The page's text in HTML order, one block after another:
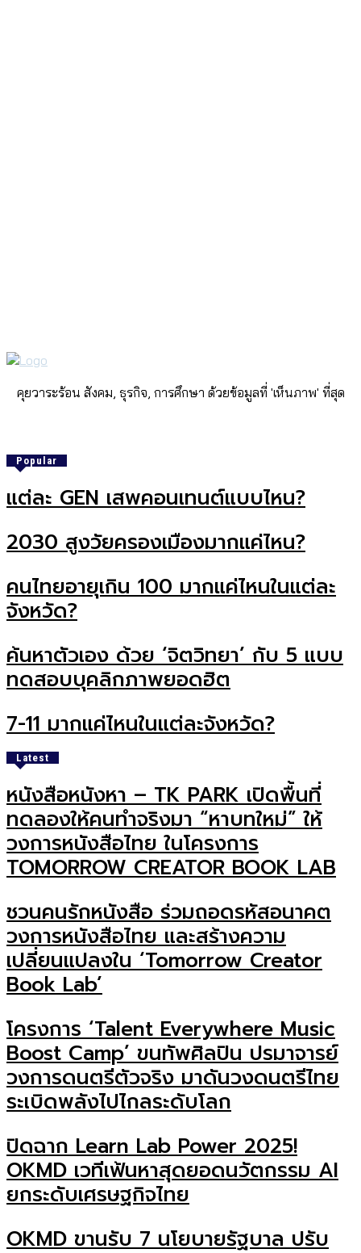
คุยวาระร้อน สังคม, ธุรกิจ, การศึกษา ด้วยข้อมูลที่ 'เห็นภาพ' ที่สุด
Popular
แต่ละ GEN เสพคอนเทนต์แบบไหน?
2030 สูงวัยครองเมืองมากแค่ไหน?
คนไทยอายุเกิน 100 มากแค่ไหนในแต่ละ
จังหวัด?
ค้นหาตัวเอง ด้วย ‘จิตวิทยา’ กับ 5 แบบ
ทดสอบบุคลิกภาพยอดฮิต
7-11 มากแค่ไหนในแต่ละจังหวัด?
Latest
หนังสือหนังหา – TK PARK เปิดพื้นที่
ทดลองให้คนทำจริงมา “หาบทใหม่” ให้
วงการหนังสือไทย ในโครงการ
TOMORROW CREATOR BOOK LAB
ชวนคนรักหนังสือ ร่วมถอดรหัสอนาคต
วงการหนังสือไทย และสร้างความ
เปลี่ยนแปลงใน ‘Tomorrow Creator
Book Lab’
โครงการ ‘Talent Everywhere Music
Boost Camp’ ขนทัพศิลปิน ปรมาจารย์
วงการดนตรีตัวจริง มาดันวงดนตรีไทย
ระเบิดพลังไปไกลระดับโลก
ปิดฉาก Learn Lab Power 2025!
OKMD เวทีเฟ้นหาสุดยอดนวัตกรรม AI
ยกระดับเศรษฐกิจไทย
OKMD ขานรับ 7 นโยบายรัฐบาล ปรับ